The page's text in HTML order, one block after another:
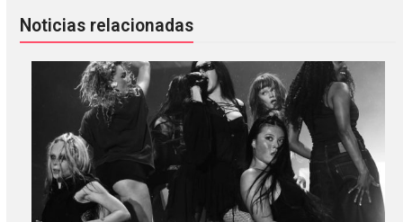
Noticias relacionadas